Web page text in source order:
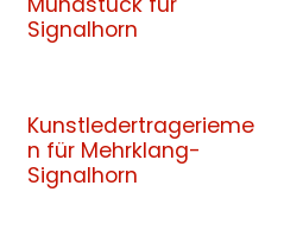
Signalhorn
Kunstledertragerieme
n für Mehrklang-
Signalhorn